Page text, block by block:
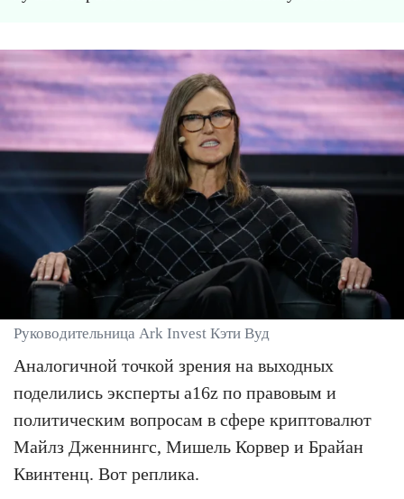
Руководительница Ark Invest Кэти Вуд
Аналогичной точкой зрения на выходных
поделились эксперты a16z по правовым и
политическим вопросам в сфере криптовалют
Майлз Дженнингс, Мишель Корвер и Брайан
Квинтенц. Вот реплика.